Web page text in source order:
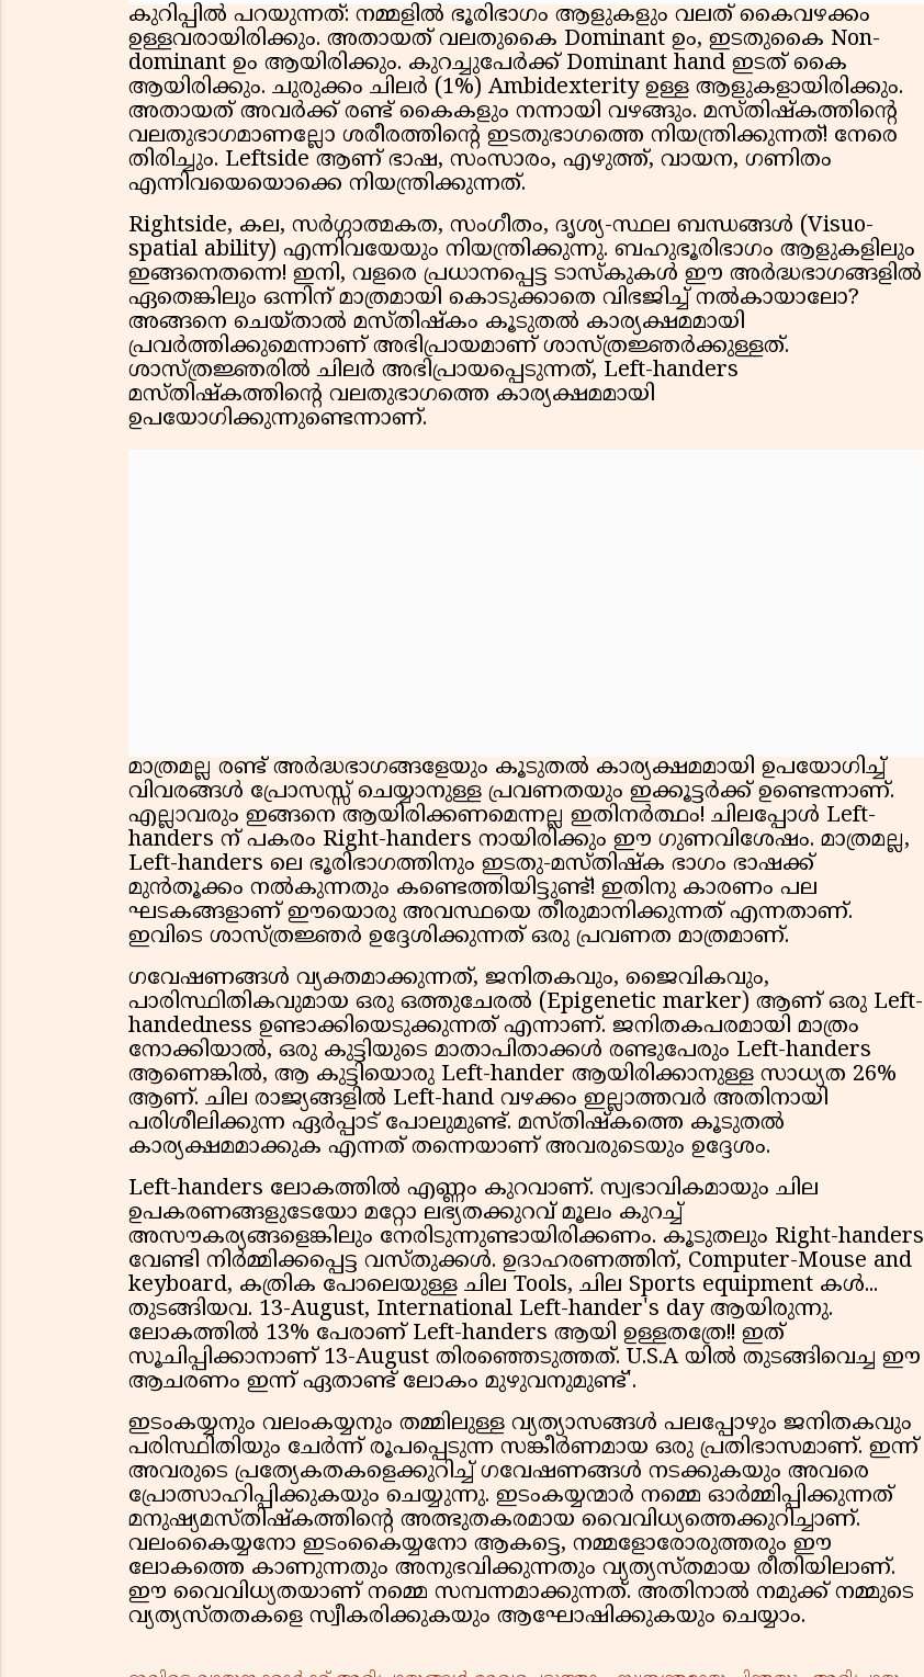
കുറിപ്പിൽ പറയുന്നത്: നമ്മളിൽ ഭൂരിഭാഗം ആളുകളും വലത് കൈവഴക്കം
ഉള്ളവരായിരിക്കും. അതായത് വലതുകൈ Dominant ഉം, ഇടതുകൈ Non-
dominant ഉം ആയിരിക്കും. കുറച്ചുപേർക്ക് Dominant hand ഇടത് കൈ
ആയിരിക്കും. ചുരുക്കം ചിലർ (1%) Ambidexterity ഉള്ള ആളുകളായിരിക്കും.
അതായത് അവർക്ക് രണ്ട് കൈകളും നന്നായി വഴങ്ങും. മസ്തിഷ്കത്തിൻ്റെ
വലതുഭാഗമാണല്ലോ ശരീരത്തിൻ്റെ ഇടതുഭാഗത്തെ നിയന്ത്രിക്കുന്നത്! നേരെ
തിരിച്ചും. Leftside ആണ് ഭാഷ, സംസാരം, എഴുത്ത്, വായന, ഗണിതം
എന്നിവയെയൊക്കെ നിയന്ത്രിക്കുന്നത്.
Rightside, കല, സർഗ്ഗാത്മകത, സംഗീതം, ദൃശ്യ-സ്ഥല ബന്ധങ്ങൾ (Visuo-
spatial ability) എന്നിവയേയും നിയന്ത്രിക്കുന്നു. ബഹുഭൂരിഭാഗം ആളുകളിലും
ഇങ്ങനെതന്നെ! ഇനി, വളരെ പ്രധാനപ്പെട്ട ടാസ്കുകൾ ഈ അർദ്ധഭാഗങ്ങളിൽ
ഏതെങ്കിലും ഒന്നിന് മാത്രമായി കൊടുക്കാതെ വിഭജിച്ച് നൽകായാലോ?
അങ്ങനെ ചെയ്താൽ മസ്തിഷ്കം കൂടുതൽ കാര്യക്ഷമമായി
പ്രവർത്തിക്കുമെന്നാണ് അഭിപ്രായമാണ് ശാസ്ത്രജ്ഞർക്കുള്ളത്.
ശാസ്ത്രജ്ഞരിൽ ചിലർ അഭിപ്രായപ്പെടുന്നത്, Left-handers
മസ്തിഷ്കത്തിൻ്റെ വലതുഭാഗത്തെ കാര്യക്ഷമമായി
ഉപയോഗിക്കുന്നുണ്ടെന്നാണ്.
മാത്രമല്ല രണ്ട് അർദ്ധഭാഗങ്ങളേയും കൂടുതൽ കാര്യക്ഷമമായി ഉപയോഗിച്ച്
വിവരങ്ങൾ പ്രോസസ്സ് ചെയ്യാനുള്ള പ്രവണതയും ഇക്കൂട്ടർക്ക് ഉണ്ടെന്നാണ്.
എല്ലാവരും ഇങ്ങനെ ആയിരിക്കണമെന്നല്ല ഇതിനർത്ഥം! ചിലപ്പോൾ Left-
handers ന് പകരം Right-handers നായിരിക്കും ഈ ഗുണവിശേഷം. മാത്രമല്ല,
Left-handers ലെ ഭൂരിഭാഗത്തിനും ഇടതു-മസ്തിഷ്ക ഭാഗം ഭാഷക്ക്
മുൻതൂക്കം നൽകുന്നതും കണ്ടെത്തിയിട്ടുണ്ട്! ഇതിനു കാരണം പല
ഘടകങ്ങളാണ് ഈയൊരു അവസ്ഥയെ തീരുമാനിക്കുന്നത് എന്നതാണ്.
ഇവിടെ ശാസ്ത്രജ്ഞർ ഉദ്ദേശിക്കുന്നത് ഒരു പ്രവണത മാത്രമാണ്.
ഗവേഷണങ്ങൾ വ്യക്തമാക്കുന്നത്, ജനിതകവും, ജൈവികവും,
പാരിസ്ഥിതികവുമായ ഒരു ഒത്തുചേരൽ (Epigenetic marker) ആണ് ഒരു Left-
handedness ഉണ്ടാക്കിയെടുക്കുന്നത് എന്നാണ്. ജനിതകപരമായി മാത്രം
നോക്കിയാൽ, ഒരു കുട്ടിയുടെ മാതാപിതാക്കൾ രണ്ടുപേരും Left-handers
ആണെങ്കിൽ, ആ കുട്ടിയൊരു Left-hander ആയിരിക്കാനുള്ള സാധ്യത 26%
ആണ്. ചില രാജ്യങ്ങളിൽ Left-hand വഴക്കം ഇല്ലാത്തവർ അതിനായി
പരിശീലിക്കുന്ന ഏർപ്പാട് പോലുമുണ്ട്. മസ്തിഷ്കത്തെ കൂടുതൽ
കാര്യക്ഷമമാക്കുക എന്നത് തന്നെയാണ് അവരുടെയും ഉദ്ദേശം.
Left-handers ലോകത്തിൽ എണ്ണം കുറവാണ്. സ്വഭാവികമായും ചില
ഉപകരണങ്ങളുടേയോ മറ്റോ ലഭ്യതക്കുറവ് മൂലം കുറച്ച്
അസൗകര്യങ്ങളെങ്കിലും നേരിടുന്നുണ്ടായിരിക്കണം. കൂടുതലും Right-handers
വേണ്ടി നിർമ്മിക്കപ്പെട്ട വസ്തുക്കൾ. ഉദാഹരണത്തിന്, Computer-Mouse and
keyboard, കത്രിക പോലെയുള്ള ചില Tools, ചില Sports equipment കൾ...
തുടങ്ങിയവ. 13-August, International Left-hander's day ആയിരുന്നു.
ലോകത്തിൽ 13% പേരാണ് Left-handers ആയി ഉള്ളതത്രേ!! ഇത്
സൂചിപ്പിക്കാനാണ് 13-August തിരഞ്ഞെടുത്തത്. U.S.A യിൽ തുടങ്ങിവെച്ച ഈ
ആചരണം ഇന്ന് ഏതാണ്ട് ലോകം മുഴുവനുമുണ്ട്'.
ഇടംകയ്യനും വലംകയ്യനും തമ്മിലുള്ള വ്യത്യാസങ്ങൾ പലപ്പോഴും ജനിതകവും
പരിസ്ഥിതിയും ചേർന്ന് രൂപപ്പെടുന്ന സങ്കീർണമായ ഒരു പ്രതിഭാസമാണ്. ഇന്ന്
അവരുടെ പ്രത്യേകതകളെക്കുറിച്ച് ഗവേഷണങ്ങൾ നടക്കുകയും അവരെ
പ്രോത്സാഹിപ്പിക്കുകയും ചെയ്യുന്നു. ഇടംകയ്യന്മാർ നമ്മെ ഓർമ്മിപ്പിക്കുന്നത്
മനുഷ്യമസ്തിഷ്കത്തിന്റെ അത്ഭുതകരമായ വൈവിധ്യത്തെക്കുറിച്ചാണ്.
വലംകൈയ്യനോ ഇടംകൈയ്യനോ ആകട്ടെ, നമ്മളോരോരുത്തരും ഈ
ലോകത്തെ കാണുന്നതും അനുഭവിക്കുന്നതും വ്യത്യസ്തമായ രീതിയിലാണ്.
ഈ വൈവിധ്യതയാണ് നമ്മെ സമ്പന്നമാക്കുന്നത്. അതിനാൽ നമുക്ക് നമ്മുടെ
വ്യത്യസ്തതകളെ സ്വീകരിക്കുകയും ആഘോഷിക്കുകയും ചെയ്യാം.